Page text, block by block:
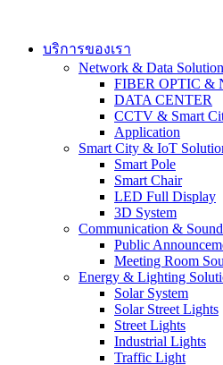
contentบริการของเรา
Network & Data
FIBER OPTIC &
DATA CENTER
CCTV & Smart
Application
Smart City & IoT
Smart Pole
Smart Chair
LED Full Display
3D System
Communication &
Public
Meeting Room
Energy & Lighting
Solar System
Solar Street Lights
Street Lights
Industrial Lights
Traffic Light